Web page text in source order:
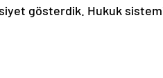
gösterdik. Hukuk